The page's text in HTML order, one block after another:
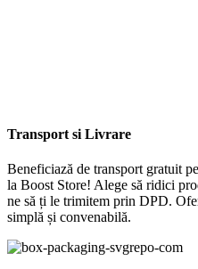
Transport si Livrare
Beneficiază de transport gratuit
la Boost Store! Alege să ridici
ne să ți le trimitem prin DPD.
simplă și convenabilă.